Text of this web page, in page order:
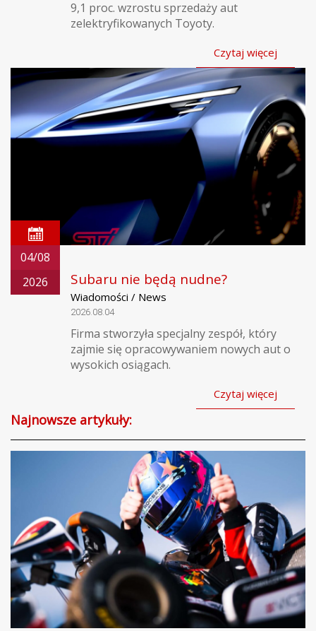
9,1 proc. wzrostu sprzedaży aut
zelektryfikowanych Toyoty.
Czytaj więcej
04/08
2026
Subaru nie będą nudne?
Wiadomości / News
2026.08.04
Firma stworzyła specjalny zespół, który
zajmie się opracowywaniem nowych aut o
wysokich osiągach.
Czytaj więcej
Najnowsze artykuły: